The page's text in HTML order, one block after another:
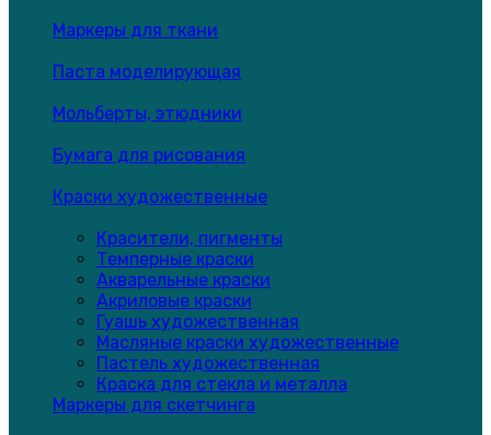
Маркеры для ткани
Паста моделирующая
Мольберты, этюдники
Бумага для рисования
Краски художественные
Красители, пигменты
Темперные краски
Акварельные краски
Акриловые краски
Гуашь художественная
Масляные краски художественные
Пастель художественная
Краска для стекла и металла
Маркеры для скетчинга